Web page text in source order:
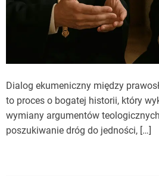
Dialog ekumeniczny między
to proces o bogatej historii, który
wymiany argumentów
poszukiwanie dróg do jedności, […]